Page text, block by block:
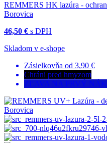
REMMERS HK lazúra -
Borovica
46,50 € s DPH
Skladom v e-shope
Zásielkovňa od 3,90 €
Chráni pred hmyzom
ZĽAVA NA PRVÝ